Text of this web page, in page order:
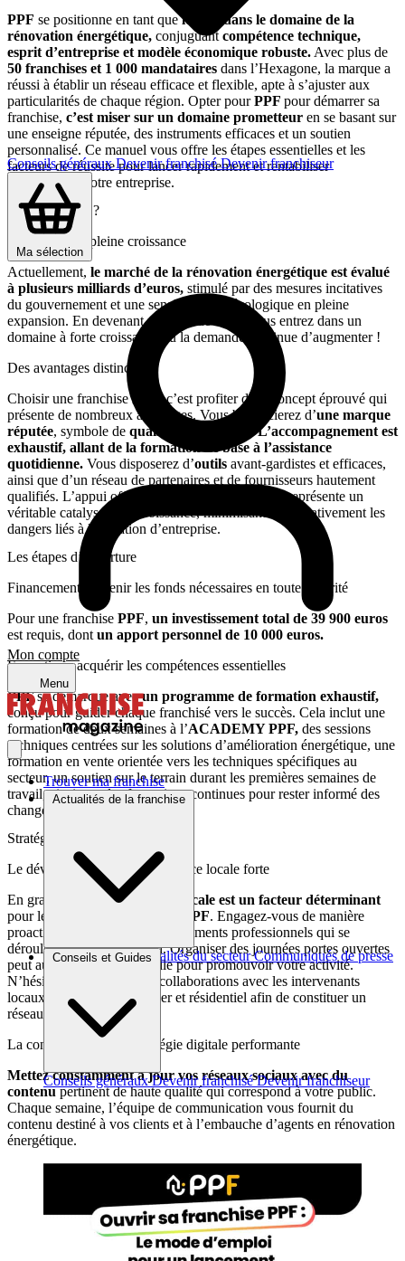
Conseils générauxDevenir franchiséDevenir franchiseur
Ma sélection
Mon compte
Menu
Trouver ma franchise
Actualités de la franchise
Brèves et actus Actualités du secteur Communiqués de presse
Conseils et Guides
Conseils généraux Devenir franchisé Devenir franchiseur
PPF se positionne en tant queleader dans le domaine de la
rénovation énergétique, conjuguant compétence technique,
esprit d’entreprise et modèle économique robuste. Avec plus de
50 franchises et 1 000 mandataires dans l’Hexagone, la marque a
réussi à établir un réseau efficace et flexible, apte à s’ajuster aux
particularités de chaque région. Opter pourPPF pour démarrer sa
franchise, c’est miser sur un domaine prometteur en se basant sur
une enseigne réputée, des instruments efficaces et un soutien
personnalisé. Ce manuel vous offre les étapes essentielles et les
facteurs de réussite pour lancer rapidement et rentabiliser
efficacement votre entreprise.
PourquoiPPF ?
Un secteur en pleine croissance
Actuellement, le marché de la rénovation énergétique est évalué
à plusieurs milliards d’euros, stimulé par des mesures incitatives
du gouvernement et une sensibilisation écologique en pleine
expansion. En devenant membre de
, vous entrez dans un
domaine à forte croissance où la demande continue d’augmenter !
Des avantages distinctifs
Choisir une franchisePPF
, c’est profiter d’un concept éprouvé qui
présente de nombreux avantages. Vous bénéficierez d’une marque
réputée, symbole de qualité .L’accompagnement est
exhaustif, allant de la formation de base à l’assistance
quotidienne. Vous disposerez d’outils avant-gardistes et efficaces,
ainsi que d’un réseau de partenaires et de fournisseurs hautement
qualifiés. L’appui offert par
à ses franchisés représente un
véritable catalyseur de croissance, minimisant significativement les
dangers liés à la création d’entreprise.
Les étapes d’ouverture
Financement : obtenir les fonds nécessaires en toute sécurité
Pour une franchise PPF, un investissement total de 39 900 euros
est requis, dont un apport personnel de 10 000 euros.
Formation : acquérir les compétences essentielles
PPFse démarque avecun programme de formation exhaustif,
conçu pour guider chaque franchisé vers le succès. Cela inclut une
formation de deux semaines à l’ACADEMY PPF, des sessions
techniques centrées sur les solutions d’amélioration énergétique, une
formation en vente orientée vers les techniques spécifiques au
secteur, un soutien sur le terrain durant les premières semaines de
travail, ainsi que des formations continues pour rester informé des
changements du marché.
Stratégies de lancement
Le développement d’une présence locale forte
En grande partie, la notoriété locale est un facteur déterminant
pour le succès d’une franchise
PPF. Engagez-vous de manière
proactive dans les foires et événements professionnels qui se
déroulent dans votre région. Organiser des journées portes ouvertes
peut aussi se révéler très utile pour promouvoir votre activité.
N’hésitez pas à établir des collaborations avec les intervenants
locaux du secteur immobilier et résidentiel afin de constituer un
réseau d’agents.
La construction d’une stratégie digitale performante
Mettez constamment à jour vos réseaux sociaux avec du
contenupertinent de haute qualité qui correspond à votre public.
Chaque semaine, l’équipe de communication vous fournit du
contenu destiné à vos clients et à l’embauche d’agents en rénovation
énergétique.